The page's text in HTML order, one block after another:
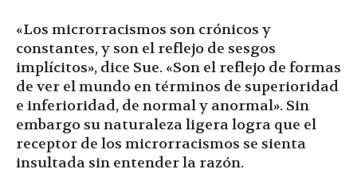
«Los microrracismos son crónicos y
constantes, y son el reflejo de sesgos
implícitos», dice Sue. «Son el reflejo de formas
de ver el mundo en términos de superioridad
e inferioridad, de normal y anormal». Sin
embargo su naturaleza ligera logra que el
receptor de los microrracismos se sienta
insultada sin entender la razón.